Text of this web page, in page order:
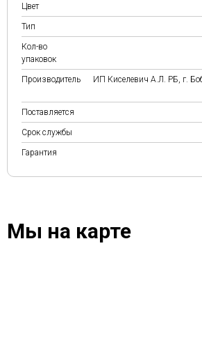
Цвет
Тип
Кол-во
упаковок
Производитель
ИП Киселевич А.Л. РБ, г.
Поставляется
Срок службы
Гарантия
Мы на карте